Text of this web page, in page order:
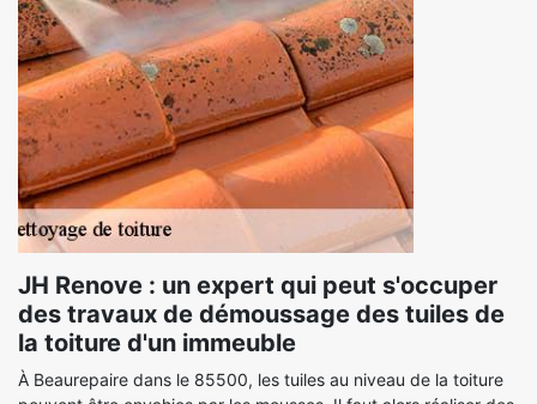
JH Renove : un expert qui peut s'occuper
des travaux de démoussage des tuiles de
la toiture d'un immeuble
À Beaurepaire dans le 85500, les tuiles au niveau de la toiture